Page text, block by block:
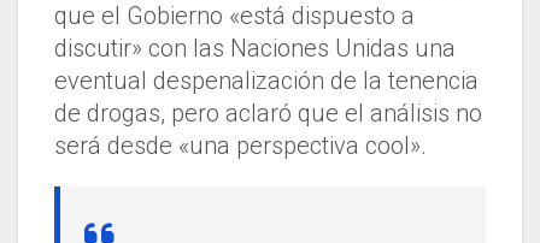
que el Gobierno «está dispuesto a
discutir» con las Naciones Unidas una
eventual despenalización de la tenencia
de drogas, pero aclaró que el análisis no
será desde «una perspectiva cool».